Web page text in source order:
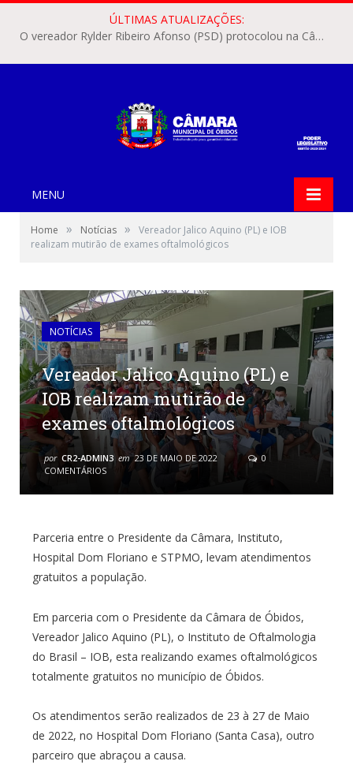
ÚLTIMAS ATUALIZAÇÕES:
O vereador Rylder Ribeiro Afonso (PSD) protocolou na Câmara Municipal de Óbidos o Requerimento nº 346/2026.
MENU
Home » Notícias »
Vereador Jalico Aquino (PL) e IOB
realizam mutirão de exames oftalmológicos
NOTÍCIAS
Vereador Jalico Aquino (PL) e
IOB realizam mutirão de
exames oftalmológicos
por CR2-ADMIN3 em 23 DE MAIO DE 2022
0
COMENTÁRIOS
Parceria entre o Presidente da Câmara, Instituto,
Hospital Dom Floriano e STPMO, levam atendimentos
gratuitos a população.
Em parceria com o Presidente da Câmara de Óbidos,
Vereador Jalico Aquino (PL), o Instituto de Oftalmologia
do Brasil – IOB, esta realizando exames oftalmológicos
totalmente gratuitos no município de Óbidos.
Os atendimentos serão realizados de 23 à 27 de Maio
de 2022, no Hospital Dom Floriano (Santa Casa), outro
parceiro que abraçou a causa.